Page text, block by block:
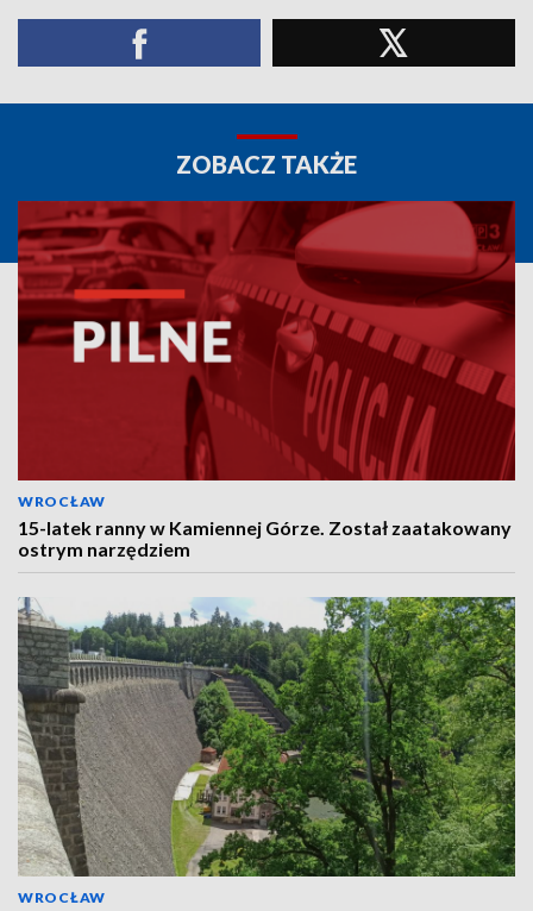
ZOBACZ TAKŻE
WROCŁAW
15-latek ranny w Kamiennej Górze. Został zaatakowany
ostrym narzędziem
WROCŁAW